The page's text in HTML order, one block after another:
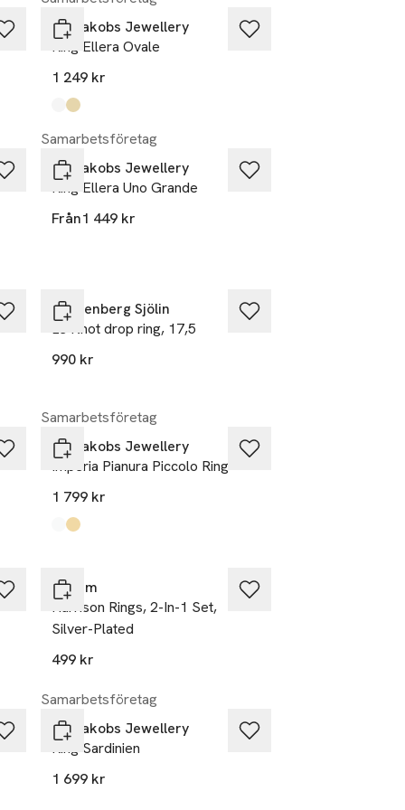
Sif Jakobs Jewellery
Ring Ellera Ovale
1 249 kr
Produkten finns i färgerna:
silver
gold,
Samarbetsföretag
Sif Jakobs Jewellery
Ring Ellera Uno Grande
Från1 449 kr
Drakenberg Sjölin
Le Knot drop ring, 17,5
990 kr
Samarbetsföretag
Sif Jakobs Jewellery
Imperia Pianura Piccolo Ring
1 799 kr
Produkten finns i färgerna:
silver
guld,
Pilgrim
Harrison Rings, 2-In-1 Set,
Silver-Plated
499 kr
Samarbetsföretag
Sif Jakobs Jewellery
Ring Sardinien
1 699 kr